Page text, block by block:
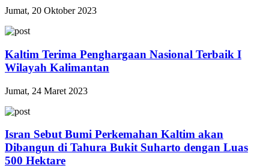
Jumat, 20 Oktober 2023
Kaltim Terima Penghargaan Nasional Terbaik I
Wilayah Kalimantan
Jumat, 24 Maret 2023
Isran Sebut Bumi Perkemahan Kaltim akan
Dibangun di Tahura Bukit Suharto dengan Luas
500 Hektare